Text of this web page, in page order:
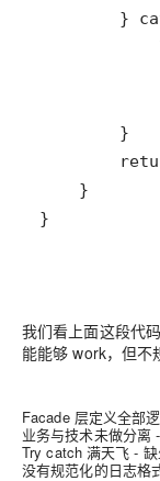
}
我们看上面这段代
能能够 work，但不
Facade 层定义全部
业务与技术未做分离
Try catch 满天飞 -
没有规范化的日志格